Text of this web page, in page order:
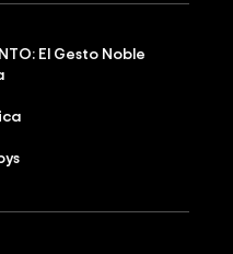
El Gesto Noble